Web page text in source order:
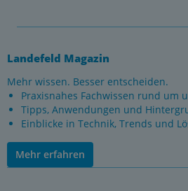
Landefeld Magazin
Mehr wissen. Besser entscheiden.
Praxisnahes Fachwissen rund um
Tipps, Anwendungen und
Einblicke in Technik, Trends und
Mehr erfahren